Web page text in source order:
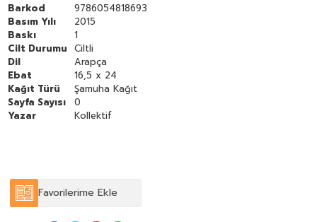
Barkod
9786054818693
Basım Yılı
2015
Baskı
1
Cilt Durumu Ciltli
Dil
Arapça
Ebat
16,5 x 24
Kağıt Türü
Şamuha Kağıt
Sayfa Sayısı
0
Yazar
Kollektif
Favorilerime Ekle